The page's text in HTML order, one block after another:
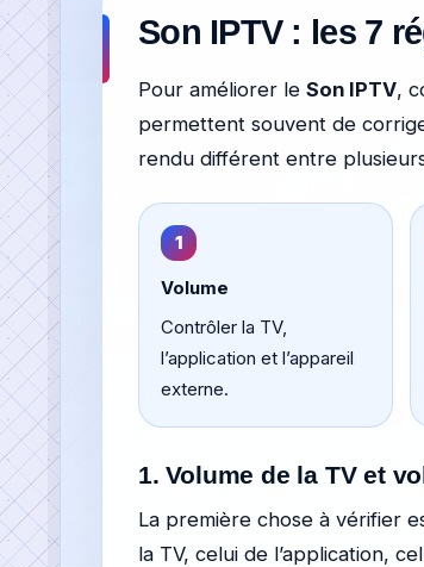
Son IPTV : les 7
Pour améliorer le Son IPTV,
permettent souvent de
rendu différent entre
1
Volume
Contrôler la TV,
l’application et l’appareil
externe.
1. Volume de la TV et
La première chose à vérifier
la TV, celui de l’application,